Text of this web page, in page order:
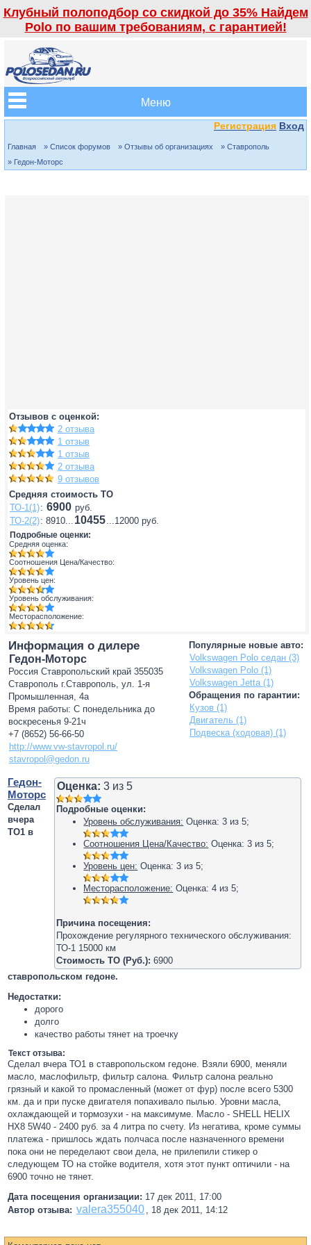
Клубный полоподбор со скидкой до 35% Найдем
Polo по вашим требованиям, с гарантией!
Меню
Регистрация Вход
Главная » Список форумов » Отзывы об организациях
» Ставрополь
» Гедон-Моторс
Отзывов с оценкой:
2 отзыва
1 отзыв
1 отзыв
2 отзыва
9 отзывов
Средняя стоимость ТО
ТО-1(1): 6900 руб.
ТО-2(2): 8910... 10455...12000 руб.
Подробные оценки:
Средняя оценка:
Соотношения Цена/Качество:
Уровень цен:
Уровень обслуживания:
Месторасположение:
Популярные новые авто:
Volkswagen Polo седан (3)
Volkswagen Polo (1)
Volkswagen Jetta (1)
Обращения по гарантии:
Кузов (1)
Двигатель (1)
Подвеска (ходовая) (1)
Информация о дилере
Гедон-Моторс
Россия Ставропольский край 355035
Ставрополь г.Ставрополь, ул. 1-я
Промышленная, 4а
Время работы: С понедельника до
воскресенья 9-21ч
+7 (8652) 56-66-50
http://www.vw-stavropol.ru/
stavropol@gedon.ru
Оценка: 3 из5
Подробные оценки:
Уровень обслуживания: Оценка:3 из5;
Соотношения Цена/Качество: Оценка:3 из5;
Уровень цен: Оценка:3 из5;
Месторасположение: Оценка:4 из5;
Причина посещения:
Прохождение регулярного технического обслуживания:
ТО-1 15000 км
Стоимость ТО (Руб.): 6900
Гедон-
Моторс
Сделал
вчера
ТО1 в
ставропольском гедоне.
Недостатки:
дорого
долго
качество работы тянет на троечку
Текст отзыва:
Сделал вчера ТО1 в ставропольском гедоне. Взяли 6900, меняли
масло, маслофильтр, фильтр салона. Фильтр салона реально
грязный и какой то промасленный (может от фур) после всего 5300
км. да и при пуске двигателя попахивало пылью. Уровни масла,
охлаждающей и тормозухи - на максимуме. Масло - SHELL HELIX
HX8 5W40 - 2400 руб. за 4 литра по счету. Из негатива, кроме суммы
платежа - пришлось ждать полчаса после назначенного времени
пока они не переделают свои дела, не прилепили стикер о
следующем ТО на стойке водителя, хотя этот пункт оптичили - на
6900 точно не тянет.
Дата посещения организации: 17 дек 2011, 17:00
Автор отзыва: valera355040 , 18 дек 2011, 14:12